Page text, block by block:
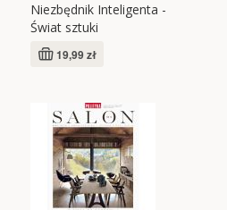
Niezbędnik Inteligenta -
Świat sztuki
19,99 zł